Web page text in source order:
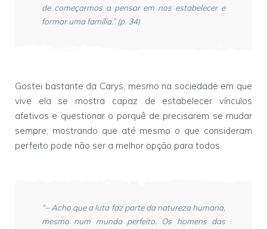
de começarmos a pensar em nos estabelecer e
formar uma família.” (p. 34)
Gostei bastante da Carys, mesmo na sociedade em que
vive ela se mostra capaz de estabelecer vínculos
afetivos e questionar o porquê de precisarem se mudar
sempre, mostrando que até mesmo o que consideram
perfeito pode não ser a melhor opção para todos.
“− Acho que a luta faz parte da natureza humana,
mesmo num mundo perfeito. Os homens das